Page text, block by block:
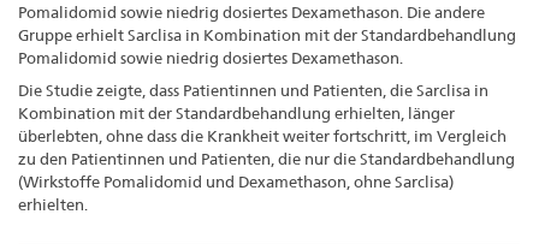
Pomalidomid sowie niedrig dosiertes Dexamethason. Die andere
Gruppe erhielt Sarclisa in Kombination mit der Standardbehandlung
Pomalidomid sowie niedrig dosiertes Dexamethason.
Die Studie zeigte, dass Patientinnen und Patienten, die Sarclisa in
Kombination mit der Standardbehandlung erhielten, länger
überlebten, ohne dass die Krankheit weiter fortschritt, im Vergleich
zu den Patientinnen und Patienten, die nur die Standardbehandlung
(Wirkstoffe Pomalidomid und Dexamethason, ohne Sarclisa)
erhielten.